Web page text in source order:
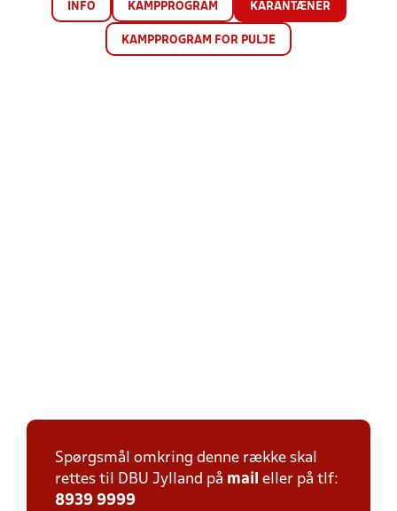
INFO KAMPPROGRAM KARANTÆNER
KAMPPROGRAM FOR PULJE
Spørgsmål omkring denne række skal
rettes til DBU Jylland på mail eller på tlf:
8939 9999